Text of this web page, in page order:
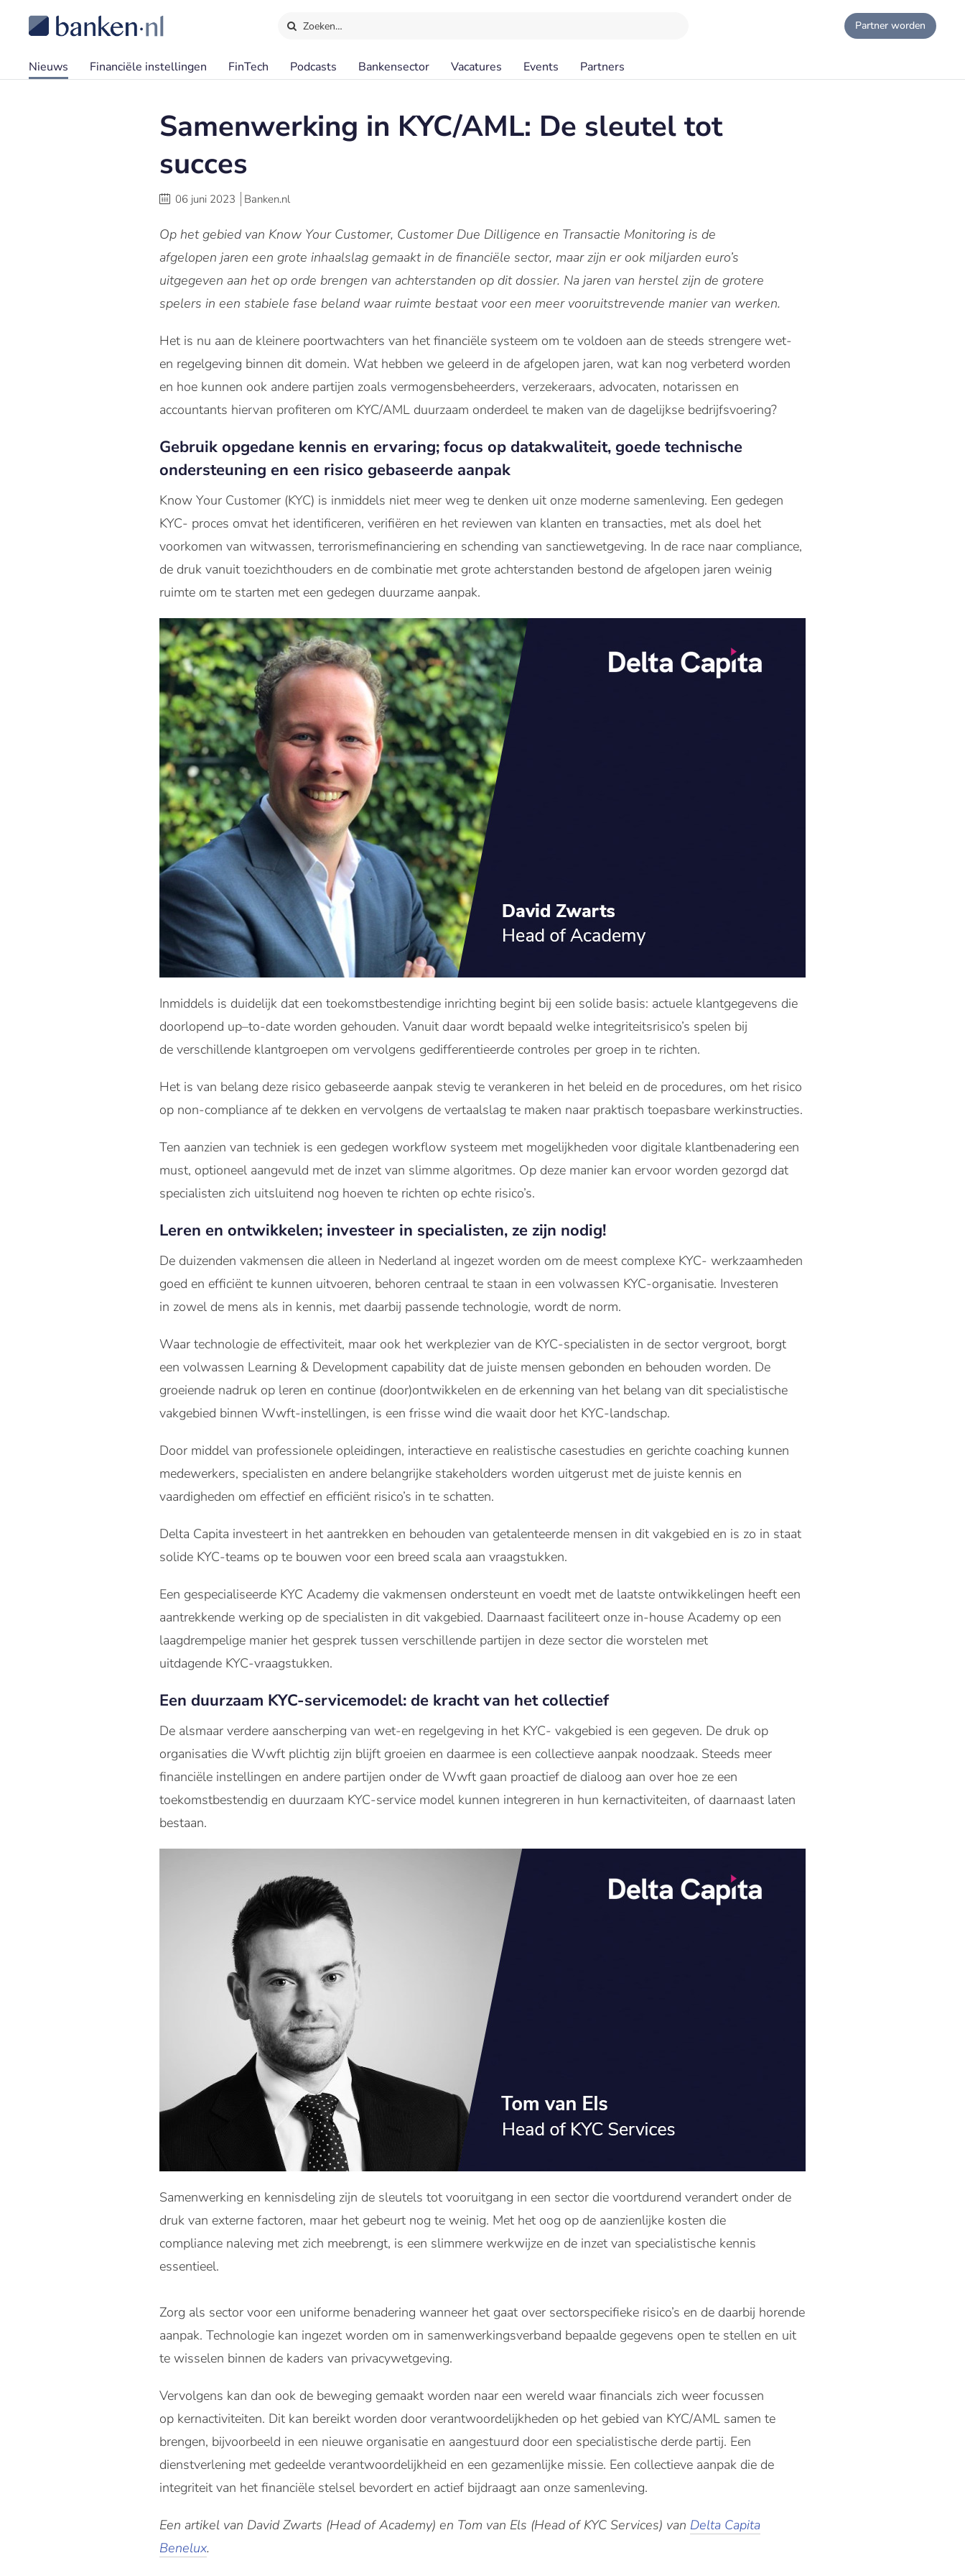
Zoeken… Partner worden
Nieuws Financiële instellingen FinTech Podcasts Bankensector Vacatures Events Partners
Samenwerking in KYC/AML: De sleutel tot
succes
06 juni 2023 Banken.nl
Op het gebied van Know Your Customer, Customer Due Dilligence en Transactie Monitoring is de
afgelopen jaren een grote inhaalslag gemaakt in de financiële sector, maar zijn er ook miljarden euro’s
uitgegeven aan het op orde brengen van achterstanden op dit dossier. Na jaren van herstel zijn de grotere
spelers in een stabiele fase beland waar ruimte bestaat voor een meer vooruitstrevende manier van werken.
Het is nu aan de kleinere poortwachters van het financiële systeem om te voldoen aan de steeds strengere wet-
en regelgeving binnen dit domein. Wat hebben we geleerd in de afgelopen jaren, wat kan nog verbeterd worden
en hoe kunnen ook andere partijen zoals vermogensbeheerders, verzekeraars, advocaten, notarissen en
accountants hiervan profiteren om KYC/AML duurzaam onderdeel te maken van de dagelijkse bedrijfsvoering?
Gebruik opgedane kennis en ervaring; focus op datakwaliteit, goede technische
ondersteuning en een risico gebaseerde aanpak
Know Your Customer (KYC) is inmiddels niet meer weg te denken uit onze moderne samenleving. Een gedegen
KYC- proces omvat het identificeren, verifiëren en het reviewen van klanten en transacties, met als doel het
voorkomen van witwassen, terrorismefinanciering en schending van sanctiewetgeving. In de race naar compliance,
de druk vanuit toezichthouders en de combinatie met grote achterstanden bestond de afgelopen jaren weinig
ruimte om te starten met een gedegen duurzame aanpak.
Inmiddels is duidelijk dat een toekomstbestendige inrichting begint bij een solide basis: actuele klantgegevens die
doorlopend up–to-date worden gehouden. Vanuit daar wordt bepaald welke integriteitsrisico’s spelen bij
de verschillende klantgroepen om vervolgens gedifferentieerde controles per groep in te richten.
Het is van belang deze risico gebaseerde aanpak stevig te verankeren in het beleid en de procedures, om het risico
op non-compliance af te dekken en vervolgens de vertaalslag te maken naar praktisch toepasbare werkinstructies.
Ten aanzien van techniek is een gedegen workflow systeem met mogelijkheden voor digitale klantbenadering een
must, optioneel aangevuld met de inzet van slimme algoritmes. Op deze manier kan ervoor worden gezorgd dat
specialisten zich uitsluitend nog hoeven te richten op echte risico’s.
Leren en ontwikkelen; investeer in specialisten, ze zijn nodig!
De duizenden vakmensen die alleen in Nederland al ingezet worden om de meest complexe KYC- werkzaamheden
goed en efficiënt te kunnen uitvoeren, behoren centraal te staan in een volwassen KYC-organisatie. Investeren
in zowel de mens als in kennis, met daarbij passende technologie, wordt de norm.
Waar technologie de effectiviteit, maar ook het werkplezier van de KYC-specialisten in de sector vergroot, borgt
een volwassen Learning & Development capability dat de juiste mensen gebonden en behouden worden. De
groeiende nadruk op leren en continue (door)ontwikkelen en de erkenning van het belang van dit specialistische
vakgebied binnen Wwft-instellingen, is een frisse wind die waait door het KYC-landschap.
Door middel van professionele opleidingen, interactieve en realistische casestudies en gerichte coaching kunnen
medewerkers, specialisten en andere belangrijke stakeholders worden uitgerust met de juiste kennis en
vaardigheden om effectief en efficiënt risico’s in te schatten.
Delta Capita investeert in het aantrekken en behouden van getalenteerde mensen in dit vakgebied en is zo in staat
solide KYC-teams op te bouwen voor een breed scala aan vraagstukken.
Een gespecialiseerde KYC Academy die vakmensen ondersteunt en voedt met de laatste ontwikkelingen heeft een
aantrekkende werking op de specialisten in dit vakgebied. Daarnaast faciliteert onze in-house Academy op een
laagdrempelige manier het gesprek tussen verschillende partijen in deze sector die worstelen met
uitdagende KYC-vraagstukken.
Een duurzaam KYC-servicemodel: de kracht van het collectief
De alsmaar verdere aanscherping van wet-en regelgeving in het KYC- vakgebied is een gegeven. De druk op
organisaties die Wwft plichtig zijn blijft groeien en daarmee is een collectieve aanpak noodzaak. Steeds meer
financiële instellingen en andere partijen onder de Wwft gaan proactief de dialoog aan over hoe ze een
toekomstbestendig en duurzaam KYC-service model kunnen integreren in hun kernactiviteiten, of daarnaast laten
bestaan.
Samenwerking en kennisdeling zijn de sleutels tot vooruitgang in een sector die voortdurend verandert onder de
druk van externe factoren, maar het gebeurt nog te weinig. Met het oog op de aanzienlijke kosten die
compliance naleving met zich meebrengt, is een slimmere werkwijze en de inzet van specialistische kennis
essentieel.
Zorg als sector voor een uniforme benadering wanneer het gaat over sectorspecifieke risico’s en de daarbij horende
aanpak. Technologie kan ingezet worden om in samenwerkingsverband bepaalde gegevens open te stellen en uit
te wisselen binnen de kaders van privacywetgeving.
Vervolgens kan dan ook de beweging gemaakt worden naar een wereld waar financials zich weer focussen
op kernactiviteiten. Dit kan bereikt worden door verantwoordelijkheden op het gebied van KYC/AML samen te
brengen, bijvoorbeeld in een nieuwe organisatie en aangestuurd door een specialistische derde partij. Een
dienstverlening met gedeelde verantwoordelijkheid en een gezamenlijke missie. Een collectieve aanpak die de
integriteit van het financiële stelsel bevordert en actief bijdraagt aan onze samenleving.
Een artikel van David Zwarts (Head of Academy) en Tom van Els (Head of KYC Services) van Delta Capita
Benelux.